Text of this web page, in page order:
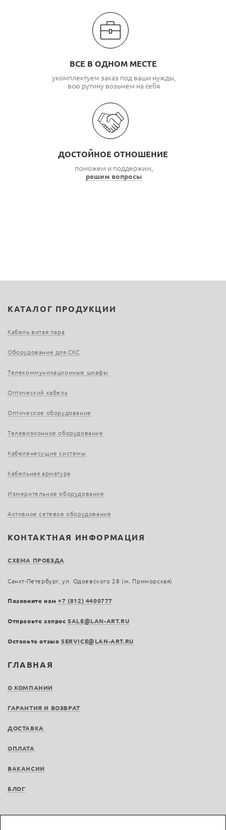
ВСЕ В ОДНОМ МЕСТЕ
укомплектуем заказ под ваши нужды,
всю рутину возьмем на себя
ДОСТОЙНОЕ ОТНОШЕНИЕ
поможем и поддержим,
решим вопросы
ГЛАВНАЯ
О КОМПАНИИ
ГАРАНТИЯ И ВОЗВРАТ
ДОСТАВКА
ОПЛАТА
ВАКАНСИИ
БЛОГ
КАТАЛОГ ПРОДУКЦИИ
Кабель витая пара
Оборудование для СКС
Телекоммуникационные шкафы
Оптический кабель
Оптическое оборудование
Телевизионное оборудование
Кабеленесущие системы
Кабельная арматура
Измерительное оборудование
Активное сетевое оборудование
КОНТАКТНАЯ ИНФОРМАЦИЯ
СХЕМА ПРОЕЗДА
Санкт-Петербург, ул. Одоевского 28 (м. Приморская)
Позвоните нам+7 (812) 4400777
Отправьте запросSALE@LAN-ART.RU
Оставьте отзыв SERVICE@LAN-ART.RU